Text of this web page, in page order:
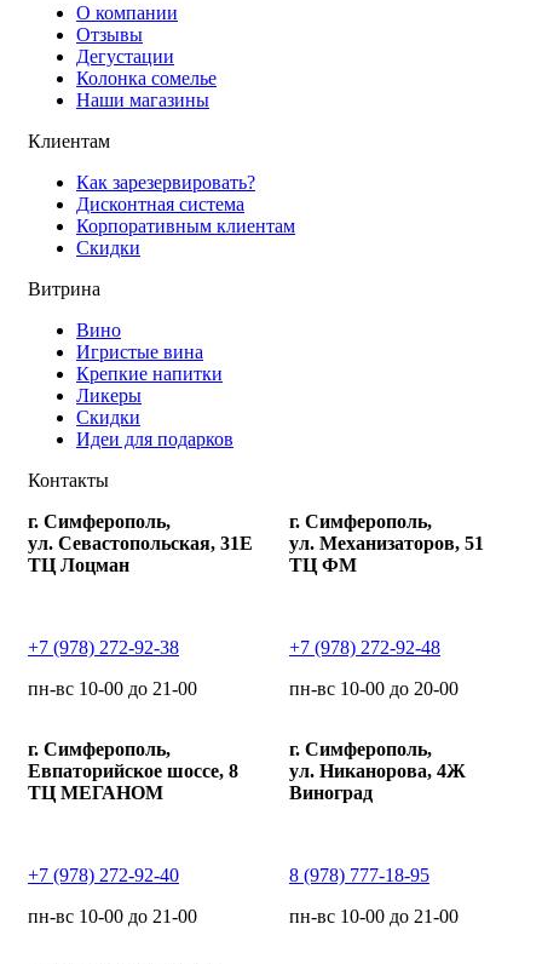
О компании
Отзывы
Дегустации
Колонка сомелье
Наши магазины
Клиентам
Как зарезервировать?
Дисконтная система
Корпоративным клиентам
Скидки
Витрина
Вино
Игристые вина
Крепкие напитки
Ликеры
Скидки
Идеи для подарков
Контакты
г. Симферополь,
ул. Севастопольская, 31Е
ТЦ Лоцман
+7 (978) 272-92-38
пн-вс 10-00 до 21-00
г. Симферополь,
ул. Механизаторов, 51
ТЦ ФМ
+7 (978) 272-92-48
пн-вс 10-00 до 20-00
г. Симферополь,
Евпаторийское шоссе, 8
ТЦ МЕГАНОМ
+7 (978) 272-92-40
пн-вс 10-00 до 21-00
г. Симферополь,
ул. Никанорова, 4Ж
Виноград
8 (978) 777-18-95
пн-вс 10-00 до 21-00